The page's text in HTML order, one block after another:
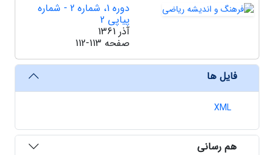
دوره 1، شماره 2 - شماره
پیاپی 2
آذر 1361
صفحه 112-113
فایل ها
XML
هم رسانی